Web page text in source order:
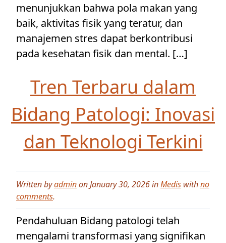
menunjukkan bahwa pola makan yang
baik, aktivitas fisik yang teratur, dan
manajemen stres dapat berkontribusi
pada kesehatan fisik dan mental. […]
Tren Terbaru dalam
Bidang Patologi: Inovasi
dan Teknologi Terkini
Written byadminon January 30, 2026 inMedis withno
comments.
Pendahuluan Bidang patologi telah
mengalami transformasi yang signifikan